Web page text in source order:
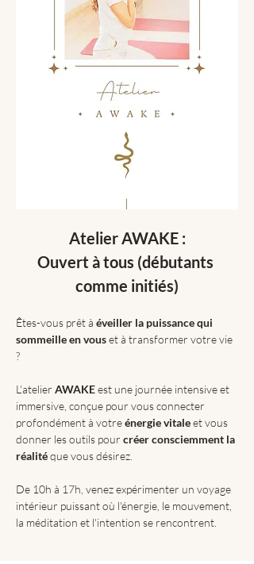
Atelier AWAKE :
Ouvert à tous (débutants
comme initiés)
Êtes-vous prêt à éveiller la puissance qui
sommeille en vous et à transformer votre vie
?
L'atelier AWAKE est une journée intensive et
immersive, conçue pour vous connecter
profondément à votre énergie vitale et vous
donner les outils pour créer consciemment la
réalité que vous désirez.
De 10h à 17h, venez expérimenter un voyage
intérieur puissant où l'énergie, le mouvement,
la méditation et l'intention se rencontrent.